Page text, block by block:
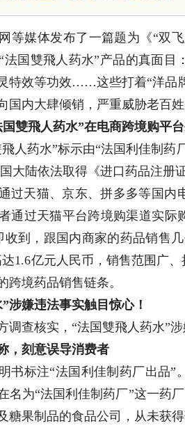
等媒体发布了一篇题为《“双
法国雙飛人药水”产品的真面
特效等功效……这些打着“洋品
国内大肆倾销，严重威胁老百
国雙飛人药水”在电商跨境购平
人药水”标示由“法国利佳制
大陆依法取得《进口药品注册
过天猫、京东、拼多多等国
通过天猫平台跨境购渠道实
收到，跟国内商家的药品销售
1.6亿元人民币，销售范围广
跨境药品销售链条。
涉嫌违法事实触目惊心！
调查核实，“法国雙飛人药水”
，刻意误导消费者
书标注“法国利佳制药厂出品
名为“法国利佳制药厂”这一药
糖果制品的食品公司，从未获